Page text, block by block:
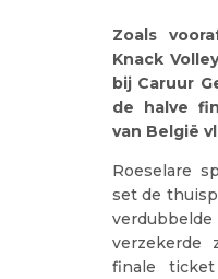
Zoals
Knack
bij Caruur
de halve
van België
Roeselare
set de
verzekerde
finale